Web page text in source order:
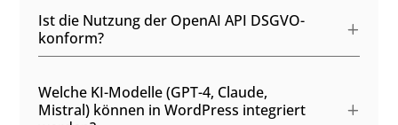
Ist die Nutzung der OpenAI API DSGVO-
konform?
Welche KI-Modelle (GPT-4, Claude,
Mistral) können in WordPress integriert